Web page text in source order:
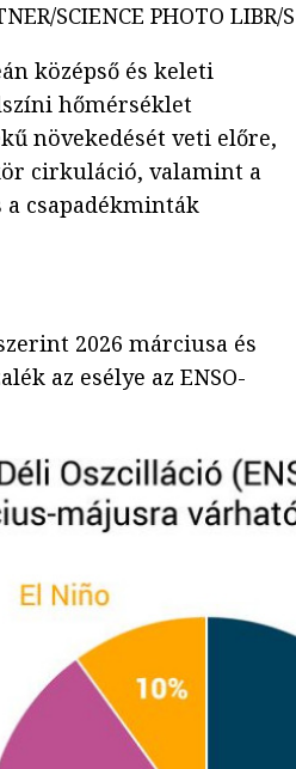
SCIENCE PHOTO
középső és keleti
hőmérséklet
növekedését veti előre,
cirkuláció, valamint a
a csapadékminták
2026 márciusa és
az esélye az ENSO-